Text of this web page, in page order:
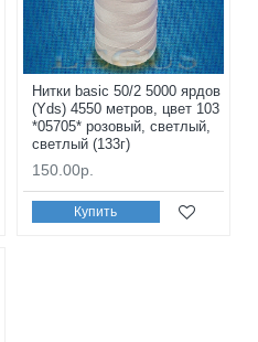
Нитки basic 50/2 5000 ярдов
(Yds) 4550 метров, цвет 103
*05705* розовый, светлый,
светлый (133г)
150.00р.
Купить